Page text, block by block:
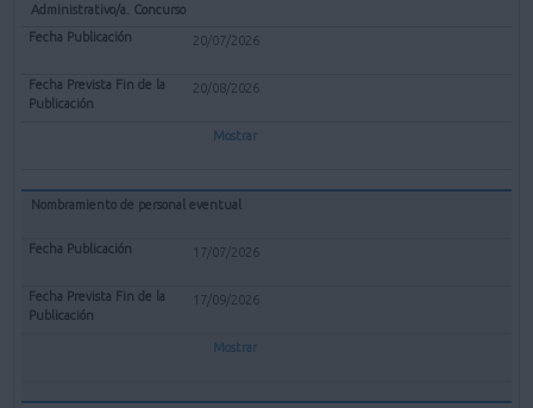
Administrativo/a. Concurso
20/07/2026
20/08/2026
Mostrar
Nombramiento de personal eventual
17/07/2026
17/09/2026
Mostrar